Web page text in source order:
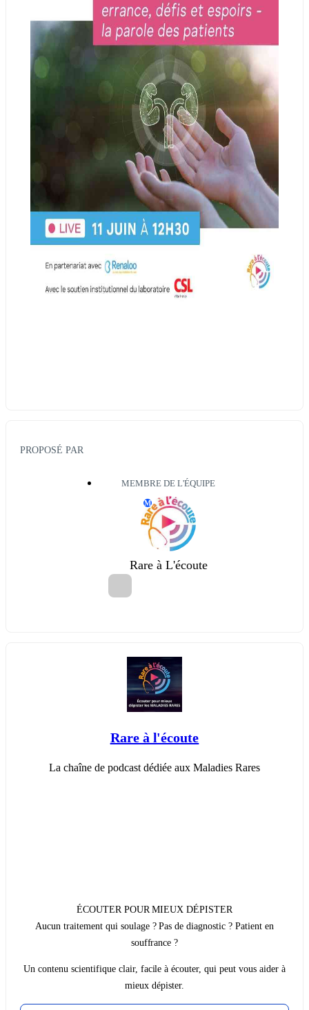
PROPOSÉ PAR
MEMBRE DE L'ÉQUIPE
M
Rare à L'écoute
Rare à l'écoute
La chaîne de podcast dédiée aux Maladies Rares
ÉCOUTER POUR MIEUX DÉPISTER
Aucun traitement qui soulage ? Pas de diagnostic ? Patient en
souffrance ?
Un contenu scientifique clair, facile à écouter, qui peut vous aider à
mieux dépister.